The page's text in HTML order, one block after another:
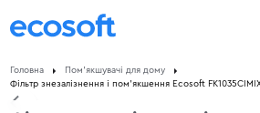
Головна
Пом'якшувачі для дому
Фільтр знезалізнення і пом'якшення Ecosoft